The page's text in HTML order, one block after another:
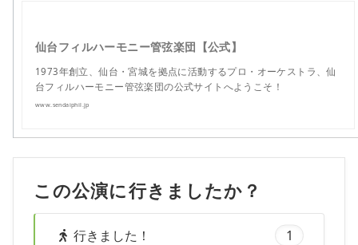
仙台フィルハーモニー管弦楽団【公式】
1973年創立、仙台・宮城を拠点に活動するプロ・オーケストラ、仙
台フィルハーモニー管弦楽団の公式サイトへようこそ！
www.sendaiphil.jp
この公演に行きましたか？
行きました！ 1